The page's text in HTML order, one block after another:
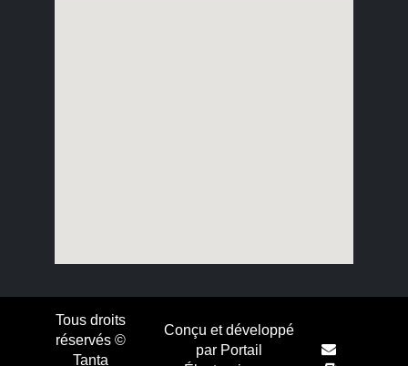
Tous droits
réservés ©
Tanta
Conçu et développé
par Portail